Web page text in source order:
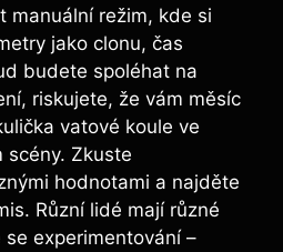
manuální režim, kde si
jako clonu, čas
budete spoléhat na
riskujete, že vám měsíc
vatové koule ve
scény. Zkuste
hodnotami⁤ a najděte
Různí lidé mají různé
experimentování –